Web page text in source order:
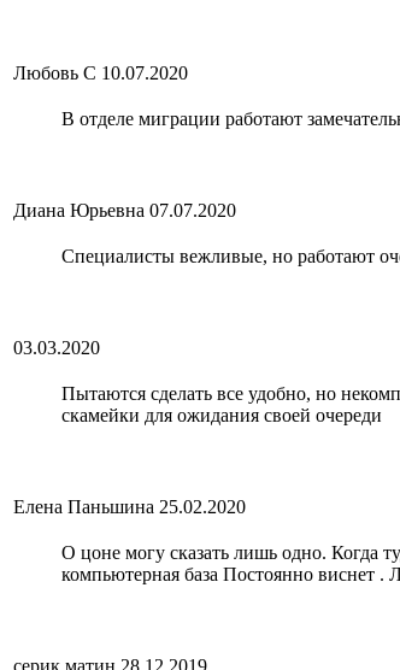
Любовь С 10.07.2020
В отделе миграции работают
Диана Юрьевна 07.07.2020
Специалисты вежливые, но работают
03.03.2020
Пытаются сделать все удобно, но
скамейки для ожидания своей очереди
Елена Паньшина 25.02.2020
О цоне могу сказать лишь одно. Когда
компьютерная база Постоянно виснет .